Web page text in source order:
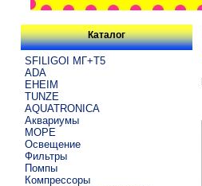
Каталог
SFILIGOI МГ+Т5
ADA
EHEIM
TUNZE
AQUATRONICA
Аквариумы
МОРЕ
Освещение
Фильтры
Помпы
Компрессоры